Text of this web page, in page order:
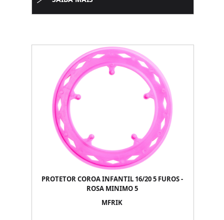
PROTETOR COROA INFANTIL 16/20 5 FUROS -
ROSA MINIMO 5
MFRIK